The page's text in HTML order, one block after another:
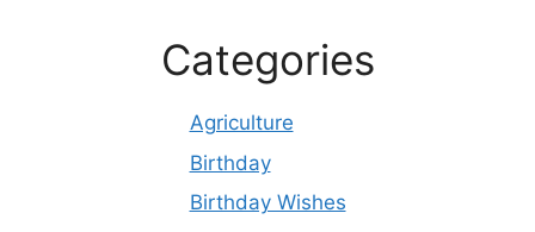
Categories
Agriculture
Birthday
Birthday Wishes